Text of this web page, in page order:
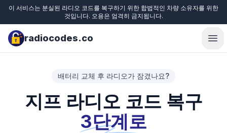
이 서비스는 분실된 라디오 코드를 복구하기 위한 합법적인 차량 소유자를 위한
것입니다. 오용은 엄격히 금지됩니다.
radiocodes.co
배터리 교체 후 라디오가 잠겼나요?
지프 라디오 코드 복구
3단계로